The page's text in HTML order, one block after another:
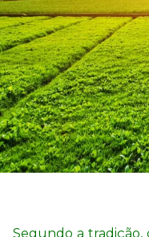
Segundo a tradição,